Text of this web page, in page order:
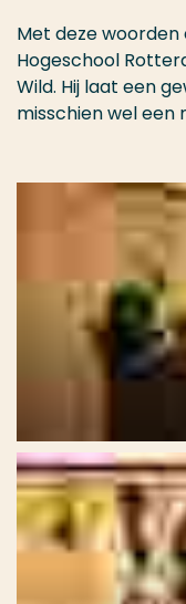
Met deze
Hogeschool
Wild. Hij laat een
misschien wel een